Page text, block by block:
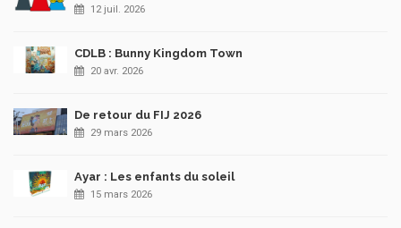
12 juil. 2026
CDLB : Bunny Kingdom Town
20 avr. 2026
De retour du FIJ 2026
29 mars 2026
Ayar : Les enfants du soleil
15 mars 2026